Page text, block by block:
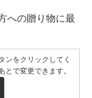
への贈り物に最
ンをクリックしてく
で変更できます。